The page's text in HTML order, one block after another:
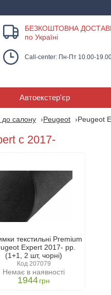
БЕЗКОШТОВНА
по Україні
Call-center: Пн-Пт 10.00-
Автоекстер'єр
до салону Peugeot Peugeot
с 2017-
текстильні Premium
Expert 2017- рр.
(1+1, 2 шт, чорні)
Код 207079
Немає в наявності
1944грн